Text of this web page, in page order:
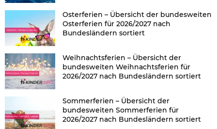
Osterferien – Übersicht der bundesweiten
Osterferien für 2026/2027 nach
Bundesländern sortiert
Weihnachtsferien – Übersicht der
bundesweiten Weihnachtsferien für
2026/2027 nach Bundesländern sortiert
Sommerferien – Übersicht der
bundesweiten Sommerferien für
2026/2027 nach Bundesländern sortiert